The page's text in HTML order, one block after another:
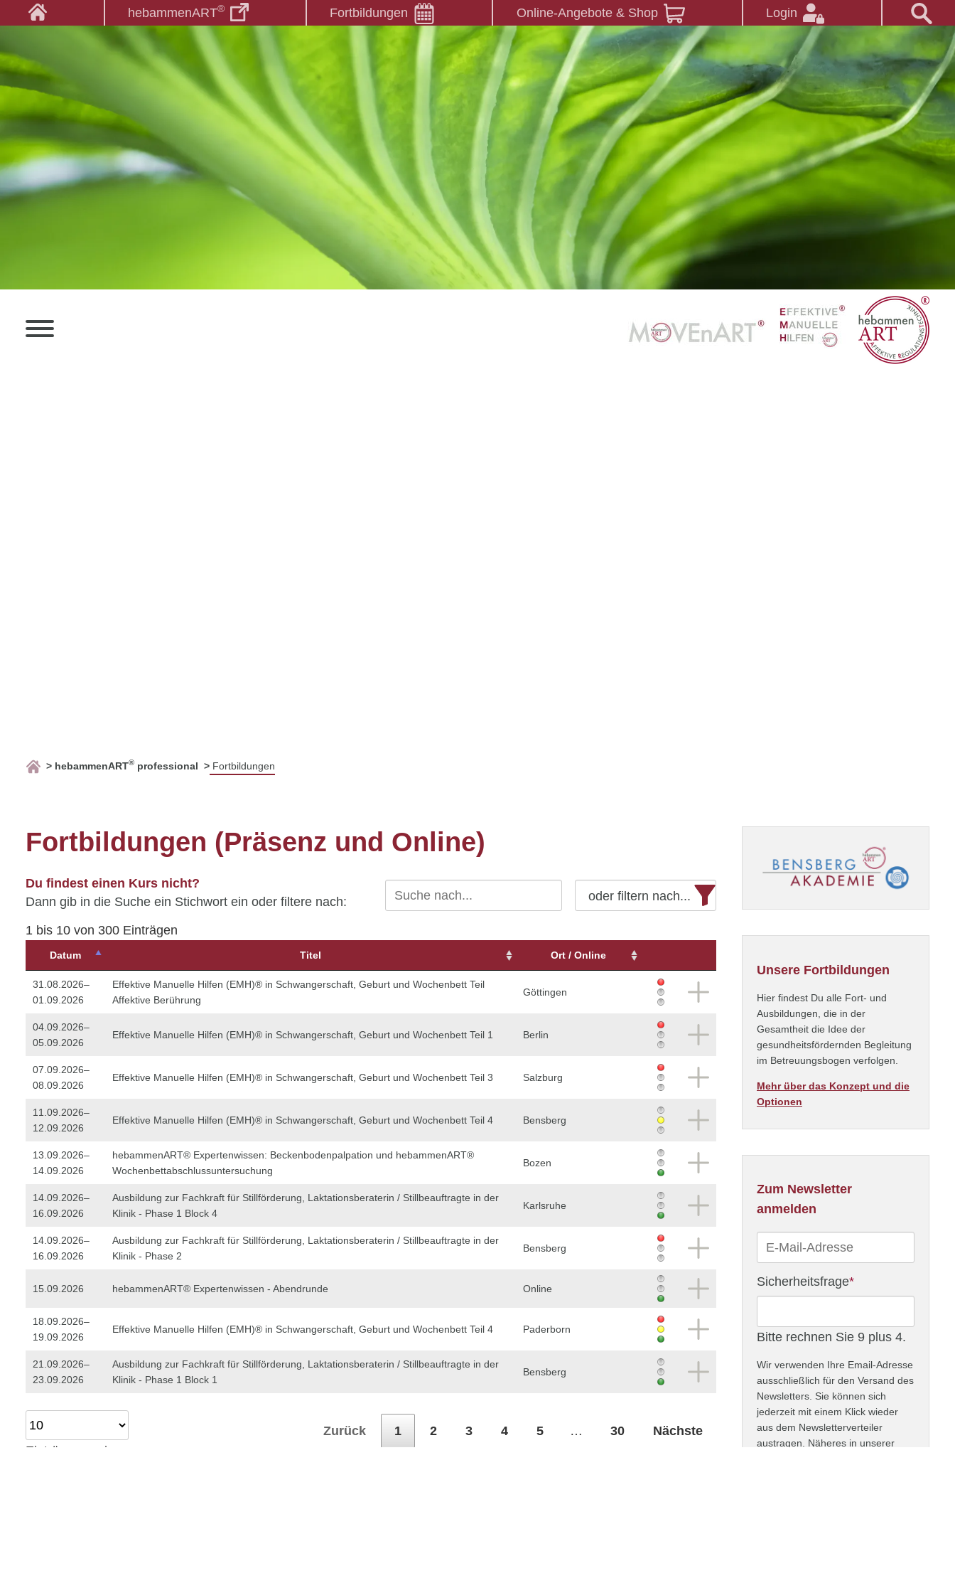
hebammenART® Fortbildungen Online-Angebote & Shop Login
hebammenART® professional Fortbildungen
Fortbildungen (Präsenz und Online)
Du findest einen Kurs nicht?
Dann gib in die Suche ein Stichwort ein oder filtere nach:
oder filtern nach...
1 bis 10 von 300 Einträgen
Datum Titel Ort / Online
31.08.2026–
01.09.2026
Effektive Manuelle Hilfen (EMH)® in Schwangerschaft, Geburt und Wochenbett Teil
Affektive Berührung
Göttingen
04.09.2026–
05.09.2026
Effektive Manuelle Hilfen (EMH)® in Schwangerschaft, Geburt und Wochenbett Teil 1 Berlin
07.09.2026–
08.09.2026
Effektive Manuelle Hilfen (EMH)® in Schwangerschaft, Geburt und Wochenbett Teil 3 Salzburg
11.09.2026–
12.09.2026
Effektive Manuelle Hilfen (EMH)® in Schwangerschaft, Geburt und Wochenbett Teil 4 Bensberg
13.09.2026–
14.09.2026
hebammenART® Expertenwissen: Beckenbodenpalpation und hebammenART®
Wochenbettabschlussuntersuchung
Bozen
14.09.2026–
16.09.2026
Ausbildung zur Fachkraft für Stillförderung, Laktationsberaterin / Stillbeauftragte in der
Klinik - Phase 1 Block 4
Karlsruhe
14.09.2026–
16.09.2026
Ausbildung zur Fachkraft für Stillförderung, Laktationsberaterin / Stillbeauftragte in der
Klinik - Phase 2
Bensberg
15.09.2026 hebammenART® Expertenwissen - Abendrunde Online
18.09.2026–
19.09.2026
Effektive Manuelle Hilfen (EMH)® in Schwangerschaft, Geburt und Wochenbett Teil 4 Paderborn
21.09.2026–
23.09.2026
Ausbildung zur Fachkraft für Stillförderung, Laktationsberaterin / Stillbeauftragte in der
Klinik - Phase 1 Block 1
Bensberg
Einträge anzeigen
Zurück 1 2 3 4 5 … 30 Nächste
Unsere Fortbildungen
Hier findest Du alle Fort- und
Ausbildungen, die in der
Gesamtheit die Idee der
gesundheitsfördernden Begleitung
im Betreuungsbogen verfolgen.
Mehr über das Konzept und die
Optionen
Zum Newsletter
anmelden
E-
Mail-
Adresse
Pflichtfeld
Sicherheitsfrage*
Bitte rechnen Sie 9 plus 4.
Wir verwenden Ihre Email-Adresse
ausschließlich für den Versand des
Newsletters. Sie können sich
jederzeit mit einem Klick wieder
aus dem Newsletterverteiler
austragen. Näheres in unserer